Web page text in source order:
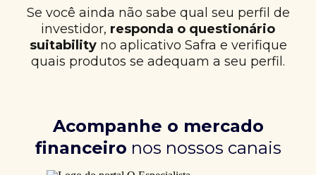
Se você ainda não sabe qual seu perfil de
investidor, responda o questionário
suitabilityno aplicativo Safra e verifique
quais produtos se adequam a seu perfil.
Acompanhe o mercado
financeiro nos nossos canais